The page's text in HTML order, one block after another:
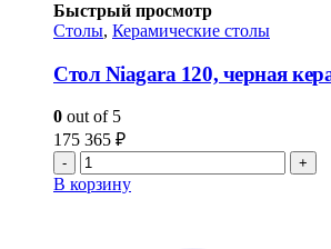
Быстрый просмотр
Столы, Керамические столы
Стол Niagara 120, черная
0 out of 5
175 365 ₽
- +
В корзину